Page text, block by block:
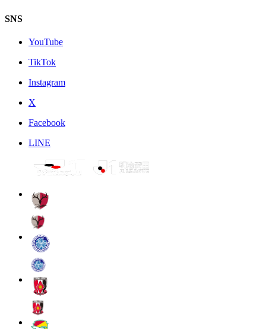
SNS
YouTube
TikTok
Instagram
X
Facebook
LINE